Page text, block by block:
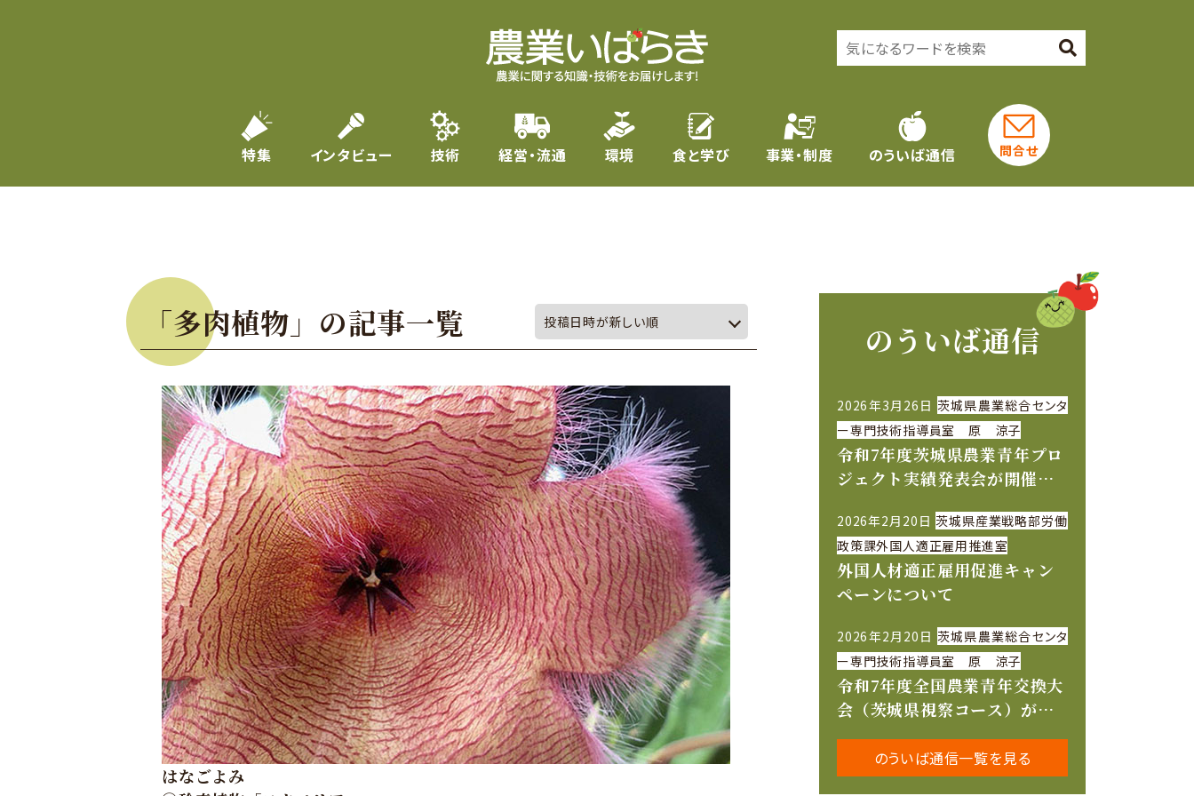
特集 インタビュー 技術 経営・流通 環境 食と学び 事業・制度 のういば通信 問合せ
「多肉植物」の記事一覧
はなごよみ
のういば通信
2026年3月26日 茨城県農業総合センタ
ー専門技術指導員室 原 涼子
令和7年度茨城県農業青年プロ
ジェクト実績発表会が開催さ
2026年2月20日 茨城県産業戦略部労働
政策課外国人適正雇用推進室
外国人材適正雇用促進キャン
ペーンについて
2026年2月20日 茨城県農業総合センタ
ー専門技術指導員室 原 涼子
令和7年度全国農業青年交換大
会（茨城県視察コース）が開
のういば通信一覧を見る